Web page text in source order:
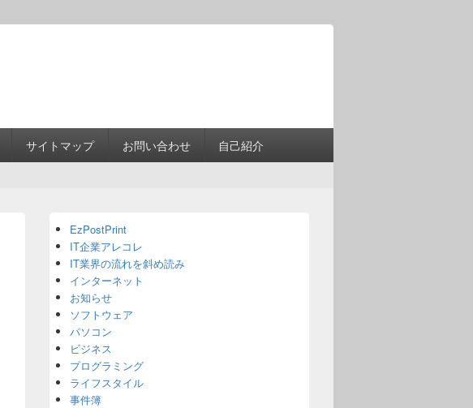
サイトマップ お問い合わせ 自己紹介
Sidebar
Widget
Area
EzPostPrint
IT企業アレコレ
IT業界の流れを斜め読み
インターネット
お知らせ
ソフトウェア
パソコン
ビジネス
プログラミング
ライフスタイル
事件簿